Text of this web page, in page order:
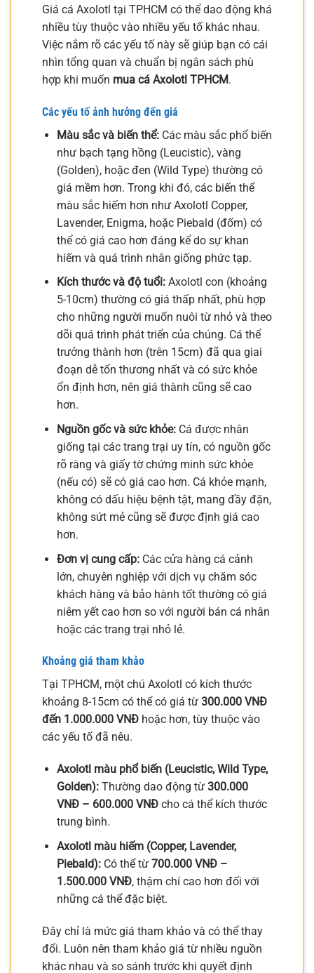
Giá cá Axolotl tại TPHCM có thể dao động khá
nhiều tùy thuộc vào nhiều yếu tố khác nhau.
Việc nắm rõ các yếu tố này sẽ giúp bạn có cái
nhìn tổng quan và chuẩn bị ngân sách phù
hợp khi muốn mua cá Axolotl TPHCM.
Các yếu tố ảnh hưởng đến giá
Màu sắc và biến thể:Các màu sắc phổ biến
như bạch tạng hồng (Leucistic), vàng
(Golden), hoặc đen (Wild Type) thường có
giá mềm hơn. Trong khi đó, các biến thể
màu sắc hiếm hơn như Axolotl Copper,
Lavender, Enigma, hoặc Piebald (đốm) có
thể có giá cao hơn đáng kể do sự khan
hiếm và quá trình nhân giống phức tạp.
Kích thước và độ tuổi:Axolotl con (khoảng
5-10cm) thường có giá thấp nhất, phù hợp
cho những người muốn nuôi từ nhỏ và theo
dõi quá trình phát triển của chúng. Cá thể
trưởng thành hơn (trên 15cm) đã qua giai
đoạn dễ tổn thương nhất và có sức khỏe
ổn định hơn, nên giá thành cũng sẽ cao
hơn.
Nguồn gốc và sức khỏe:Cá được nhân
giống tại các trang trại uy tín, có nguồn gốc
rõ ràng và giấy tờ chứng minh sức khỏe
(nếu có) sẽ có giá cao hơn. Cá khỏe mạnh,
không có dấu hiệu bệnh tật, mang đầy đặn,
không sứt mẻ cũng sẽ được định giá cao
hơn.
Đơn vị cung cấp:Các cửa hàng cá cảnh
lớn, chuyên nghiệp với dịch vụ chăm sóc
khách hàng và bảo hành tốt thường có giá
niêm yết cao hơn so với người bán cá nhân
hoặc các trang trại nhỏ lẻ.
Khoảng giá tham khảo
Tại TPHCM, một chú Axolotl có kích thước
khoảng 8-15cm có thể có giá từ 300.000 VNĐ
đến 1.000.000 VNĐ hoặc hơn, tùy thuộc vào
các yếu tố đã nêu.
Axolotl màu phổ biến (Leucistic, Wild Type,
Golden):Thường dao động từ 300.000
VNĐ – 600.000 VNĐcho cá thể kích thước
trung bình.
Axolotl màu hiếm (Copper, Lavender,
Piebald):Có thể từ 700.000 VNĐ –
1.500.000 VNĐ, thậm chí cao hơn đối với
những cá thể đặc biệt.
Đây chỉ là mức giá tham khảo và có thể thay
đổi. Luôn nên tham khảo giá từ nhiều nguồn
khác nhau và so sánh trước khi quyết định